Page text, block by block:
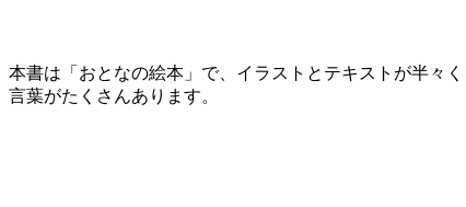
本書は「おとなの絵本」で、イラストとテキストが半々
言葉がたくさんあります。